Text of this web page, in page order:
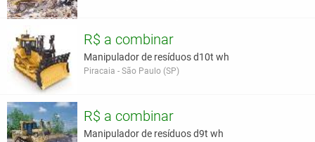
R$ a combinar
Manipulador de resíduos d10t wh
Piracaia - São Paulo (SP)
R$ a combinar
Manipulador de resíduos d9t wh